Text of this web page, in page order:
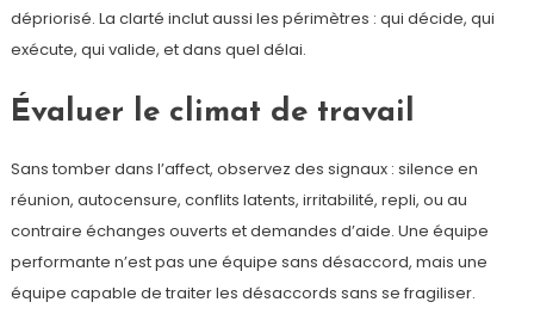
dépriorisé. La clarté inclut aussi les périmètres : qui décide, qui
exécute, qui valide, et dans quel délai.
Évaluer le climat de travail
Sans tomber dans l’affect, observez des signaux : silence en
réunion, autocensure, conflits latents, irritabilité, repli, ou au
contraire échanges ouverts et demandes d’aide. Une équipe
performante n’est pas une équipe sans désaccord, mais une
équipe capable de traiter les désaccords sans se fragiliser.